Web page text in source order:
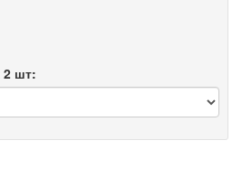
2 шт: